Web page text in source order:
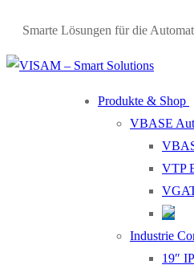
content
Smarte Lösungen für die
Produkte & Shop
VBASE
VTP
Industrie
19″